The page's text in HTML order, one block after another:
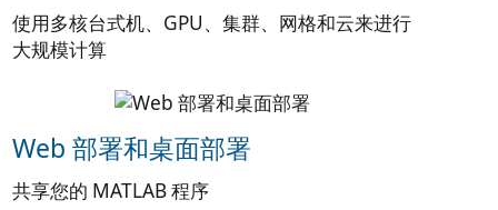
使用多核台式机、GPU、集群、网格和云来进行
大规模计算
Web 部署和桌面部署
共享您的 MATLAB 程序